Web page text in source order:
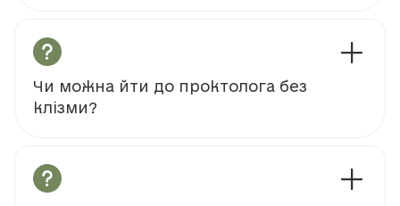
Чи можна йти до проктолога без
клізми?